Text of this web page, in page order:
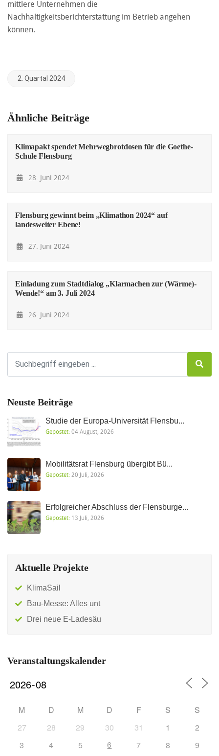
mittlere Unternehmen die
Nachhaltigkeitsberichterstattung im Betrieb angehen
können.
2. Quartal 2024
Ähnliche Beiträge
Klimapakt spendet Mehrwegbrotdosen für die Goethe-
Schule Flensburg
28. Juni 2024
Flensburg gewinnt beim „Klimathon 2024“ auf
landesweiter Ebene!
27. Juni 2024
Einladung zum Stadtdialog „Klarmachen zur (Wärme)-
Wende!“ am 3. Juli 2024
26. Juni 2024
Neuste Beiträge
Studie der Europa-Universität Flensbu...
Gepostet:04 August, 2026
Mobilitätsrat Flensburg übergibt Bü...
Gepostet: 20 Juli, 2026
Erfolgreicher Abschluss der Flensburge...
Gepostet: 13 Juli, 2026
Aktuelle Projekte
KlimaSail
Bau-Messe: Alles unt
Drei neue E-Ladesäu
Veranstaltungskalender
M D M D F S
S
27
28 29 30 31 1
2
3
4 5 6 7 8
9